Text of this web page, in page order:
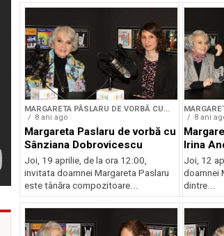
MARGARETA PÂSLARU DE VORBĂ CU...
8 ani ago
Margareta Paslaru de vorbă cu
Sânziana Dobrovicescu
Joi, 19 aprilie, de la ora 12:00,
invitata doamnei Margareta Paslaru
este tânăra compozitoare...
8 ani
Irina
Joi, 12
doamnei
dintre...